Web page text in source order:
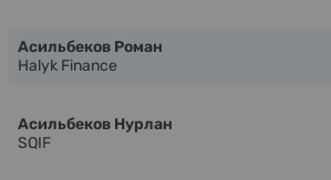
Асильбеков Роман
Halyk Finance
Асильбеков Нурлан
SQIF